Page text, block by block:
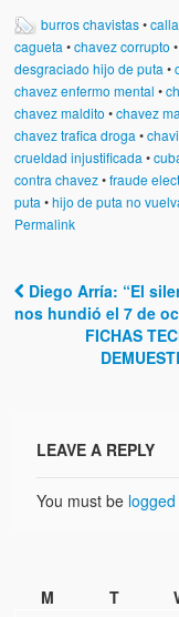
burros chavistas•
cagueta •chavez corrupto
desgraciado hijo de puta •
chavez enfermo mental •
chavez maldito •chavez
chavez trafica droga •
crueldad injustificada •
contra chavez•fraude
puta •hijo de puta no
Permalink
Post
Diego Arría: “El
nos hundió el 7 de
FICHAS
LEAVE A REPLY
You must be logged
M
T